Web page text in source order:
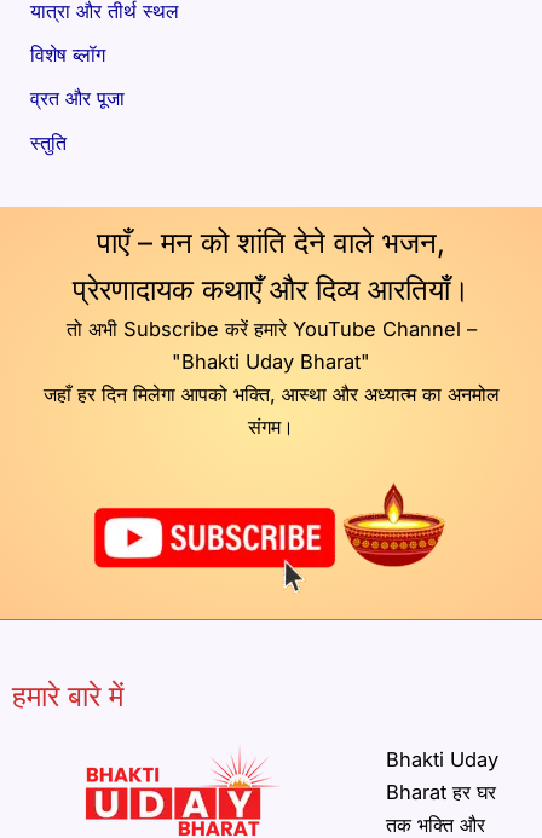
यात्रा और तीर्थ स्थल
विशेष ब्लॉग
व्रत और पूजा
स्तुति
पाएँ – मन को शांति देने वाले भजन,
प्रेरणादायक कथाएँ और दिव्य आरतियाँ।
तो अभी Subscribe करें हमारे YouTube Channel –
"Bhakti Uday Bharat"
जहाँ हर दिन मिलेगा आपको भक्ति, आस्था और अध्यात्म का अनमोल
संगम।
हमारे बारे में
Bhakti Uday
Bharat हर घर
तक भक्ति और